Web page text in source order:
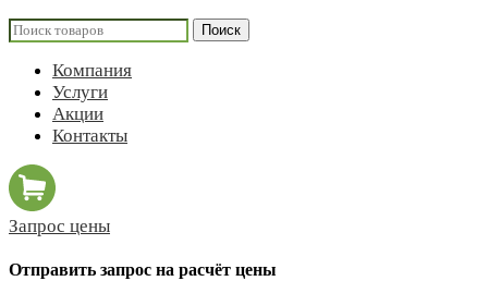
Поиск
Компания
Услуги
Акции
Контакты
Запрос цены
Отправить запрос на расчёт цены